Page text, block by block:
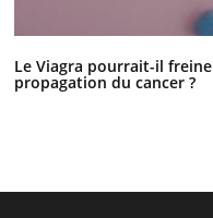
Le Viagra pourrait-il
propagation du cancer ?